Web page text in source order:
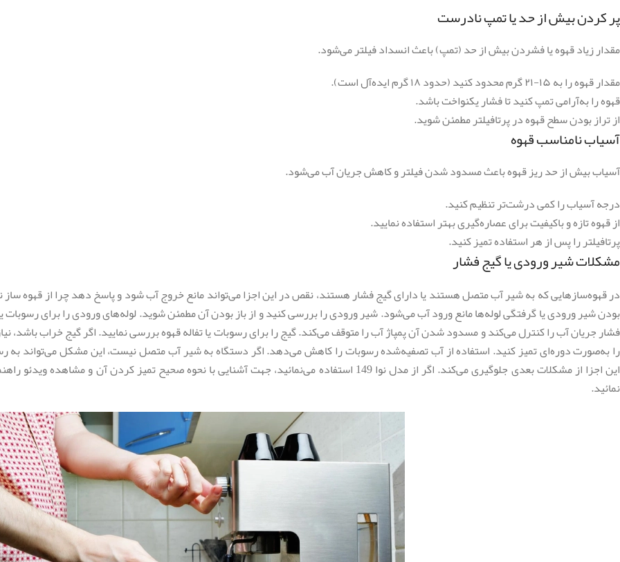
پر کردن بیش از حد یا تمپ نادرست
مقدار زیاد قهوه یا فشردن بیش از حد (تمپ) باعث انسداد فیلتر می‌شود.
مقدار قهوه را به ۱۵-۲۱ گرم محدود کنید (حدود ۱۸ گرم ایده‌آل است).
قهوه را به‌آرامی تمپ کنید تا فشار یکنواخت باشد.
از تراز بودن سطح قهوه در پرتافیلتر مطمئن شوید.
آسیاب نامناسب قهوه
آسیاب بیش از حد ریز قهوه باعث مسدود شدن فیلتر و کاهش جریان آب می‌شود.
درجه آسیاب را کمی درشت‌تر تنظیم کنید.
از قهوه تازه و باکیفیت برای عصاره‌گیری بهتر استفاده نمایید.
پرتافیلتر را پس از هر استفاده تمیز کنید.
مشکلات شیر ورودی یا گیج فشار
در قهوه‌سازهایی که به شیر آب متصل هستند یا دارای گیج فشار هستند، نقص در این اجزا می‌تواند مانع خروج آب شود و پاسخ دهد چرا از قهوه
بودن شیر ورودی یا گرفتگی لوله‌ها مانع ورود آب می‌شود. شیر ورودی را بررسی کنید و از باز بودن آن مطمئن شوید. لوله‌های ورودی را برای
فشار جریان آب را کنترل می‌کند و مسدود شدن آن پمپاژ آب را متوقف می‌کند. گیج را برای رسوبات یا تفاله قهوه بررسی نمایید. اگر گیج خراب باشد،
را به‌صورت دوره‌ای تمیز کنید. استفاده از آب تصفیه‌شده رسوبات را کاهش می‌دهد. اگر دستگاه به شیر آب متصل نیست، این مشکل می‌تواند به
این اجزا از مشکلات بعدی جلوگیری می‌کند. اگر از مدل نوا 149 استفاده می‌نمائید، جهت آشنایی با نحوه صحیح تمیز کردن آن و مشاهده ویدئو راهنما مقاله
نمائید.